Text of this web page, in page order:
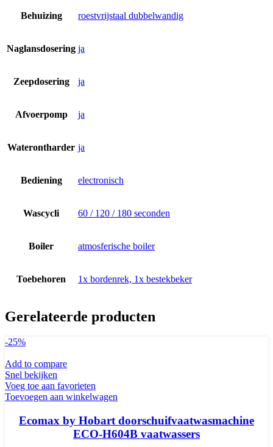
Behuizing roestvrijstaal dubbelwandig
Naglansdosering ja
Zeepdosering ja
Afvoerpomp ja
Waterontharder ja
Bediening electronisch
Wascycli 60 / 120 / 180 seconden
Boiler atmosferische boiler
Toebehoren 1x bordenrek, 1x bestekbeker
Gerelateerde producten
-25%
Add to compare
Snel bekijken
Voeg toe aan favorieten
Toevoegen aan winkelwagen
Ecomax by Hobart doorschuifvaatwasmachine
ECO-H604B vaatwassers